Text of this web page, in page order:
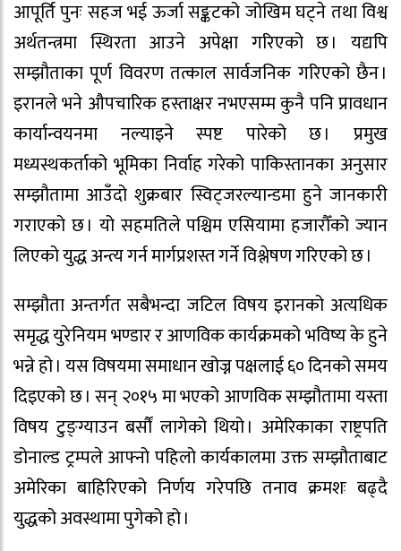
आपूर्ति पुनः सहज भई ऊर्जा सङ्कटको जोखिम घट्ने तथा विश्व
अर्थतन्त्रमा स्थिरता आउने अपेक्षा गरिएको छ । यद्यपि
सम्झौताका पूर्ण विवरण तत्काल सार्वजनिक गरिएको छैन ।
इरानले भने औपचारिक हस्ताक्षर नभएसम्म कुनै पनि प्रावधान
कार्यान्वयनमा नल्याइने स्पष्ट पारेको छ । प्रमुख
मध्यस्थकर्ताको भूमिका निर्वाह गरेको पाकिस्तानका अनुसार
सम्झौतामा आउँदो शुक्रबार स्विट्जरल्यान्डमा हुने जानकारी
गराएको छ । यो सहमतिले पश्चिम एसियामा हजारौँको ज्यान
लिएको युद्ध अन्त्य गर्न मार्गप्रशस्त गर्ने विश्लेषण गरिएको छ ।
सम्झौता अन्तर्गत सबैभन्दा जटिल विषय इरानको अत्यधिक
समृद्ध युरेनियम भण्डार र आणविक कार्यक्रमको भविष्य के हुने
भन्ने हो । यस विषयमा समाधान खोज्न पक्षलाई ६० दिनको समय
दिइएको छ । सन् २०१५ मा भएको आणविक सम्झौतामा यस्ता
विषय टुङ्ग्याउन बर्सौं लागेको थियो । अमेरिकाका राष्ट्रपति
डोनाल्ड ट्रम्पले आफ्नो पहिलो कार्यकालमा उक्त सम्झौताबाट
अमेरिका बाहिरिएको निर्णय गरेपछि तनाव क्रमशः बढ्दै
युद्धको अवस्थामा पुगेको हो ।